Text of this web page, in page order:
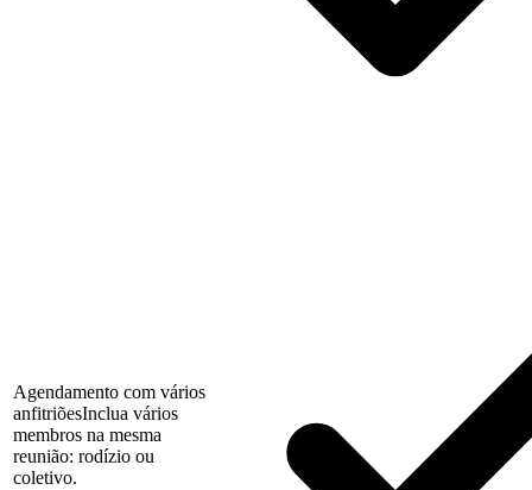
Agendamento com vários
anfitriõesInclua vários
membros na mesma
reunião: rodízio ou
coletivo.